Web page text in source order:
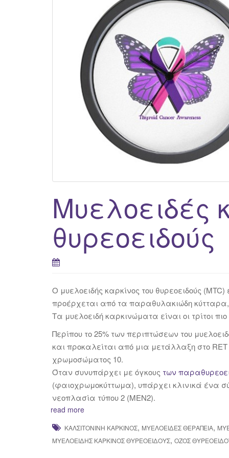
Μυελοειδές
θυρεοειδούς
O μυελοειδής καρκίνος του θυρεοειδούς (MTC)
προέρχεται από τα παραθυλακιώδη
Τα μυελοειδή καρκινώματα είναι οι τρίτοι πιο
Περίπου το 25% των περιπτώσεων του
και προκαλείται από μια μετάλλαξη στο RET
χρωμοσώματος 10.
Όταν συνυπάρχει με όγκους των
(φαιοχρωμοκύττωμα), υπάρχει κλινικά ένα
νεοπλασία τύπου 2 (MEN2).
read more
ΚΑΛΣΙΤΟΝΊΝΗ ΚΑΡΚΊΝΟΣ, ΜΥΕΛΟΕΙΔΈΣ ΘΕΡΑΠΕΊΑ,
ΜΥΕΛΟΕΙΔΉΣ ΚΑΡΚΊΝΟΣ ΘΥΡΕΟΕΙΔΟΎΣ, ΌΖΟΣ